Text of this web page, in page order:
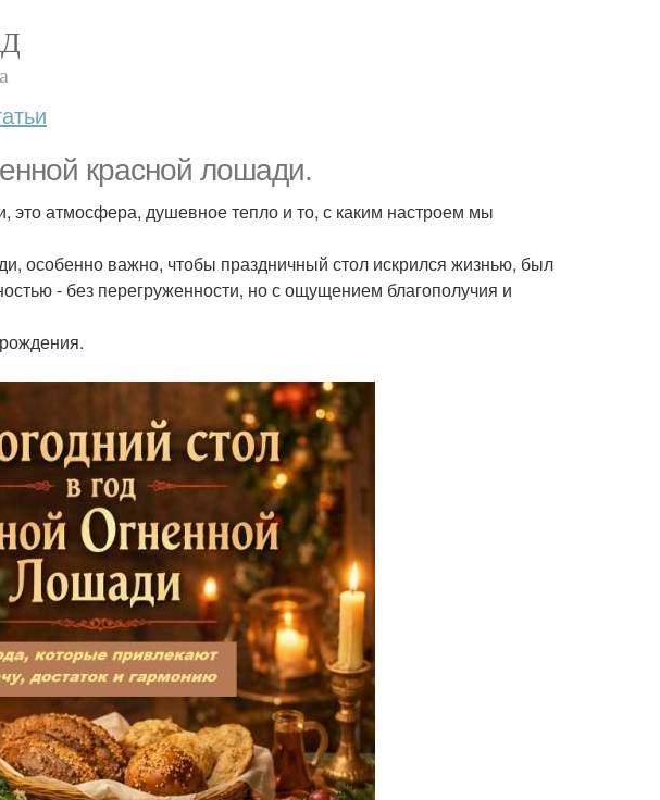
красной лошади.
это атмосфера, душевное тепло и то, с каким настроем мы
особенно важно, чтобы праздничный стол искрился жизнью, был
- без перегруженности, но с ощущением благополучия и